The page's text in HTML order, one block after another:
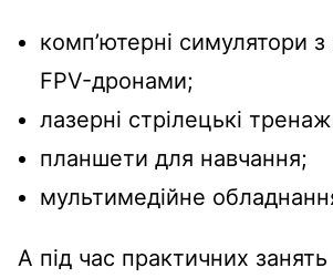
комп’ютерні симулятори
FPV-дронами;
лазерні стрілецькі
планшети для навчання;
мультимедійне
А під час практичних занять